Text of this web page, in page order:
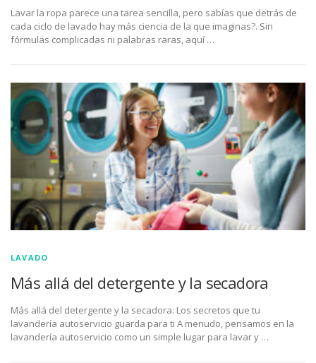
Lavar la ropa parece una tarea sencilla, pero sabías que detrás de
cada ciclo de lavado hay más ciencia de la que imaginas?. Sin
fórmulas complicadas ni palabras raras, aquí …
LAVADO
Más allá del detergente y la secadora
Más allá del detergente y la secadora: Los secretos que tu
lavandería autoservicio guarda para ti A menudo, pensamos en la
lavandería autoservicio como un simple lugar para lavar y …